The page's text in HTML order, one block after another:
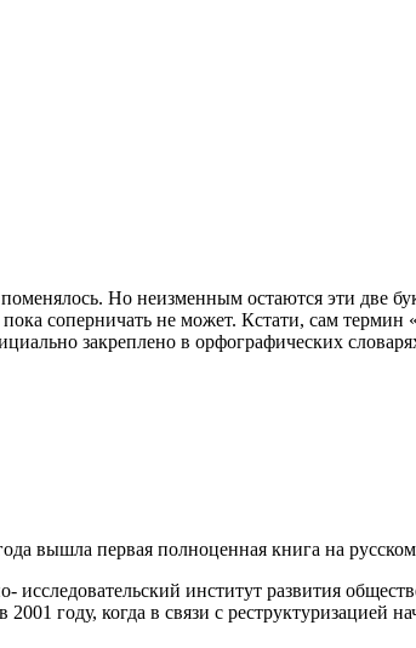
Но неизменным остаются эти две
соперничать не может. Кстати, сам термин
закреплено в орфографических
вышла первая полноценная книга на
исследовательский институт развития
году, когда в связи с реструктуризацией